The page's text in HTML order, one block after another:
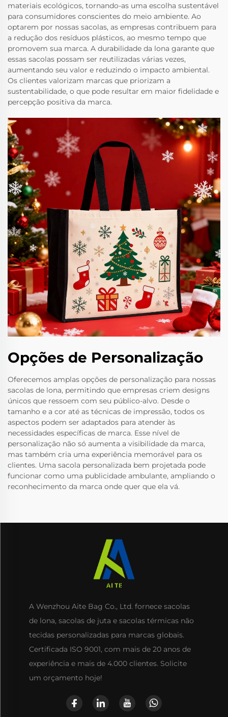
materiais ecológicos, tornando-as uma escolha sustentável
para consumidores conscientes do meio ambiente. Ao
optarem por nossas sacolas, as empresas contribuem para
a redução dos resíduos plásticos, ao mesmo tempo que
promovem sua marca. A durabilidade da lona garante que
essas sacolas possam ser reutilizadas várias vezes,
aumentando seu valor e reduzindo o impacto ambiental.
Os clientes valorizam marcas que priorizam a
sustentabilidade, o que pode resultar em maior fidelidade e
percepção positiva da marca.
Opções de Personalização
Oferecemos amplas opções de personalização para nossas
sacolas de lona, permitindo que empresas criem designs
únicos que ressoem com seu público-alvo. Desde o
tamanho e a cor até as técnicas de impressão, todos os
aspectos podem ser adaptados para atender às
necessidades específicas de marca. Esse nível de
personalização não só aumenta a visibilidade da marca,
mas também cria uma experiência memorável para os
clientes. Uma sacola personalizada bem projetada pode
funcionar como uma publicidade ambulante, ampliando o
reconhecimento da marca onde quer que ela vá.
A Wenzhou Aite Bag Co., Ltd. fornece sacolas
de lona, sacolas de juta e sacolas térmicas não
tecidas personalizadas para marcas globais.
Certificada ISO 9001, com mais de 20 anos de
experiência e mais de 4.000 clientes. Solicite
um orçamento hoje!